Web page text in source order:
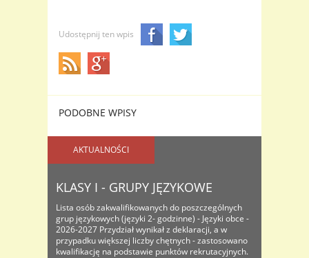
Udostępnij ten wpis
PODOBNE WPISY
AKTUALNOŚCI
KLASY I - GRUPY JĘZYKOWE
Lista osób zakwalifikowanych do poszczególnych
grup językowych (języki 2- godzinne) - Języki obce -
2026-2027 Przydział wynikał z deklaracji, a w
przypadku większej liczby chętnych - zastosowano
kwalifikację na podstawie punktów rekrutacyjnych.